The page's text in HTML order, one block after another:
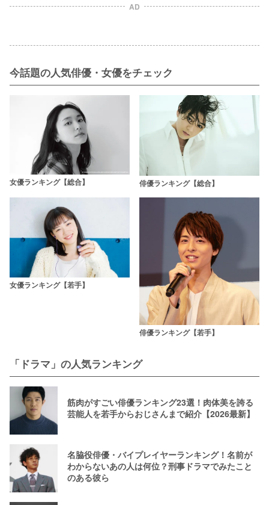
AD
今話題の人気俳優・女優をチェック
女優ランキング【総合】 俳優ランキング【総合】
女優ランキング【若手】
俳優ランキング【若手】
「ドラマ」の人気ランキング
筋肉がすごい俳優ランキング23選！肉体美を誇る
芸能人を若手からおじさんまで紹介【2026最新】
名脇役俳優・バイプレイヤーランキング！名前が
わからないあの人は何位？刑事ドラマでみたこと
のある彼ら